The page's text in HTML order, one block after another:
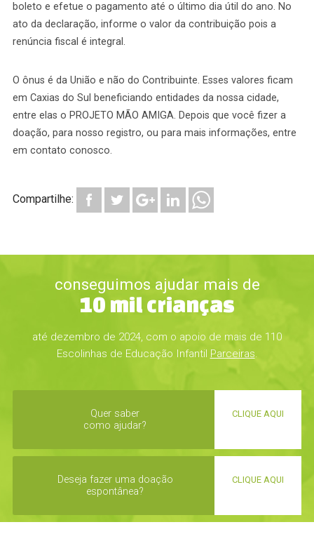
boleto e efetue o pagamento até o último dia útil do ano. No
ato da declaração, informe o valor da contribuição pois a
renúncia fiscal é integral.
O ônus é da União e não do Contribuinte. Esses valores ficam
em Caxias do Sul beneficiando entidades da nossa cidade,
entre elas o PROJETO MÃO AMIGA. Depois que você fizer a
doação, para nosso registro, ou para mais informações, entre
em contato conosco.
Compartilhe:
conseguimos ajudar mais de
10 mil crianças
até dezembro de 2024, com o apoio de mais de 110
Escolinhas de Educação Infantil Parceiras.
Quer saber
como ajudar?
CLIQUE AQUI
Deseja fazer uma doação
espontânea?
CLIQUE AQUI